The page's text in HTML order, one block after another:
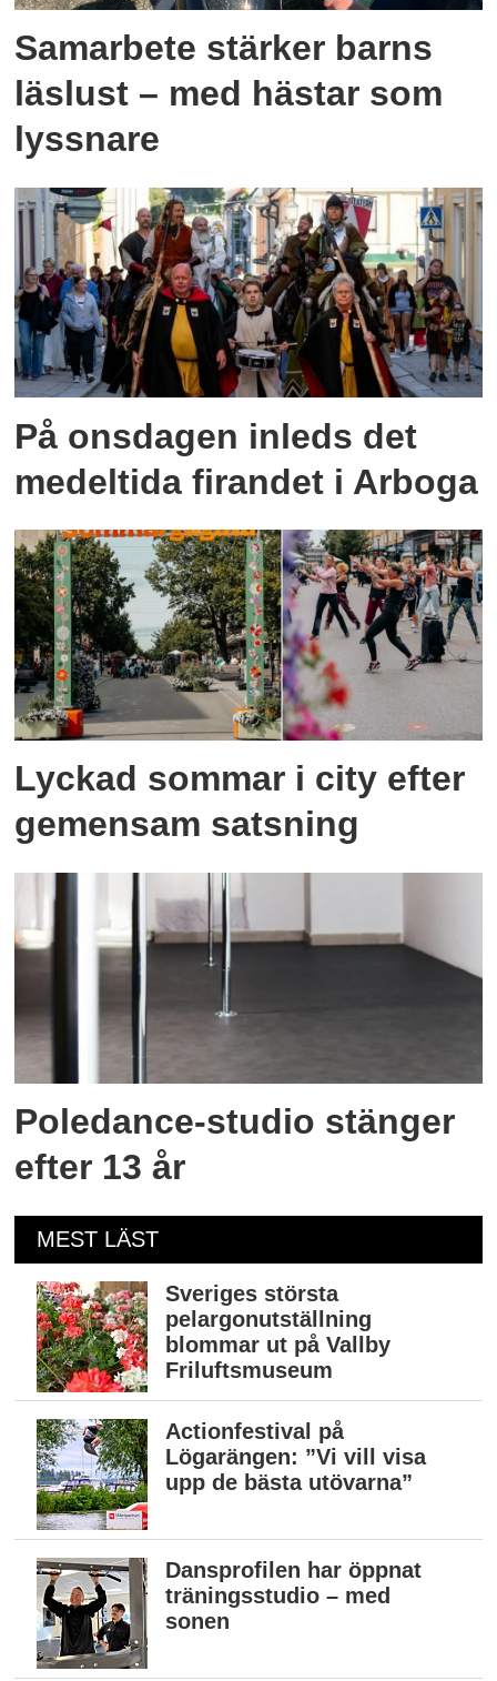
Samarbete stärker barns
läslust – med hästar som
lyssnare
På onsdagen inleds det
medeltida firandet i Arboga
Lyckad sommar i city efter
gemensam satsning
Poledance-studio stänger
efter 13 år
MEST LÄST
Sveriges största
pelargonutställning
blommar ut på Vallby
Friluftsmuseum
Actionfestival på
Lögarängen: ”Vi vill visa
upp de bästa utövarna”
Dansprofilen har öppnat
träningsstudio – med
sonen